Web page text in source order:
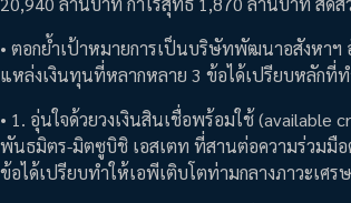
• ตอกย้ำเป้าหมายการเป็นบริษัทพัฒนาอสังหาฯ
แหล่งเงินทุนที่หลากหลาย 3 ข้อได้เปรียบหลักที่ท
• 1. อุ่นใจด้วยวงเงินสินเชื่อพร้อมใช้ (available
พันธมิตร-มิตซูบิชิ เอสเตท ที่สานต่อความร่วมมือ
ข้อได้เปรียบทำให้เอพีเติบโตท่ามกลางภาวะเศร